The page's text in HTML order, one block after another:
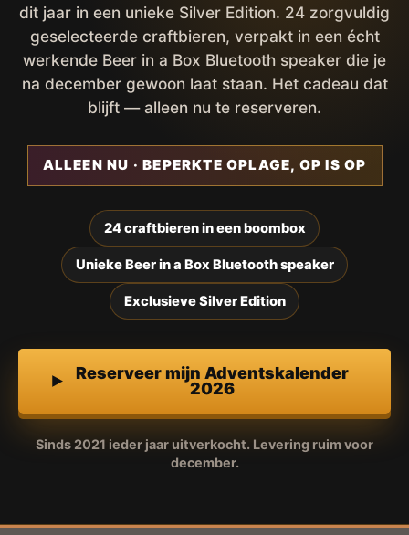
dit jaar in een unieke Silver Edition. 24 zorgvuldig
geselecteerde craftbieren, verpakt in een écht
werkende Beer in a Box Bluetooth speaker die je
na december gewoon laat staan. Het cadeau dat
blijft — alleen nu te reserveren.
ALLEEN NU · BEPERKTE OPLAGE, OP IS OP
24 craftbieren in een boombox
Unieke Beer in a Box Bluetooth speaker
Exclusieve Silver Edition
Reserveer mijn Adventskalender
2026
Sinds 2021 ieder jaar uitverkocht. Levering ruim voor
december.